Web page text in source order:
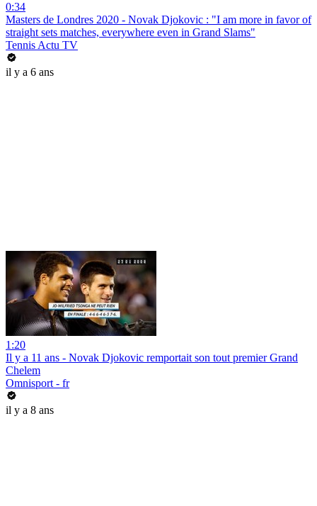
0:34
Masters de Londres 2020 - Novak Djokovic : "I am more in favor of
straight sets matches, everywhere even in Grand Slams"
Tennis Actu TV
il y a 6 ans
1:20
Il y a 11 ans - Novak Djokovic remportait son tout premier Grand
Chelem
Omnisport - fr
il y a 8 ans